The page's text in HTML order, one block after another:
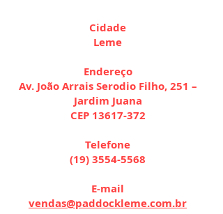
Cidade
Leme
Endereço
Av. João Arrais Serodio Filho, 251 –
Jardim Juana
CEP 13617-372
Telefone
(19) 3554-5568
E-mail
vendas@paddockleme.com.br